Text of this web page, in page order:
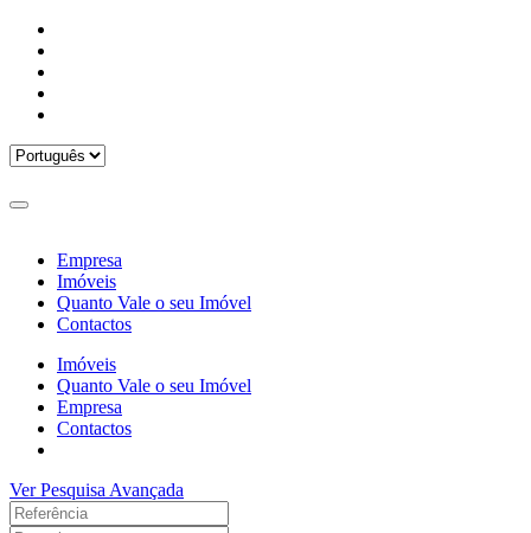
Empresa
Imóveis
Quanto Vale o seu Imóvel
Contactos
Imóveis
Quanto Vale o seu Imóvel
Empresa
Contactos
Ver Pesquisa Avançada